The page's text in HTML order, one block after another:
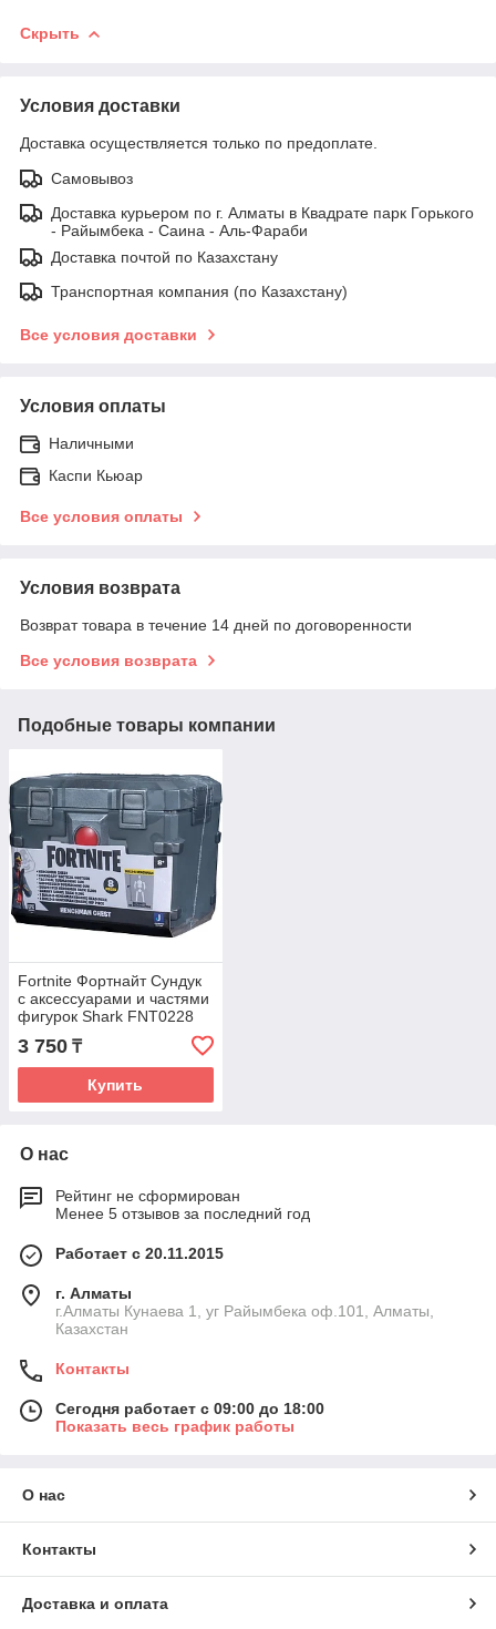
Скрыть
Условия доставки
Доставка осуществляется только по предоплате.
Самовывоз
Доставка курьером по г. Алматы в Квадрате парк Горького
- Райымбека - Саина - Аль-Фараби
Доставка почтой по Казахстану
Транспортная компания (по Казахстану)
Все условия доставки
Условия оплаты
Наличными
Каспи Кьюар
Все условия оплаты
Условия возврата
Возврат товара в течение 14 дней по договоренности
Все условия возврата
Подобные товары компании
Fortnite Фортнайт Сундук
с аксессуарами и частями
фигурок Shark FNT0228
3 750 ₸
Купить
О нас
Рейтинг не сформирован
Менее 5 отзывов за последний год
Работает с 20.11.2015
г. Алматы
г.Алматы Кунаева 1, уг Райымбека оф.101, Алматы,
Казахстан
Контакты
Сегодня работает с 09:00 до 18:00
Показать весь график работы
О нас
Контакты
Доставка и оплата